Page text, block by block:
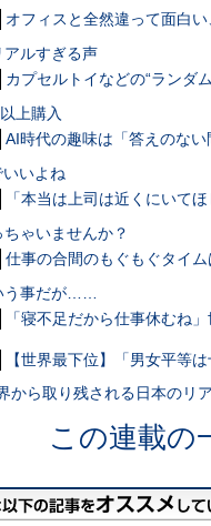
オフィスと全然違って面白
アルすぎる声
カプセルトイなどの“ランダ
上購入
AI時代の趣味は「答えのな
いよね
「本当は上司は近くにいて
ゃいませんか？
仕事の合間のもぐもぐタイ
う事だが……
「寝不足だから仕事休むね
【世界最下位】「男女平等
から取り残される日本のリ
この連載の